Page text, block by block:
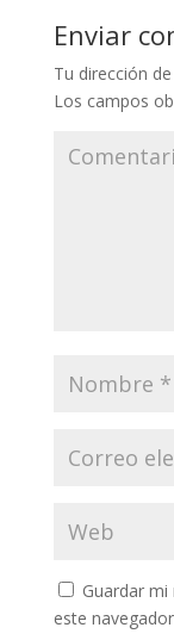
Enviar
Tu dirección
Los campos
Guardar
este